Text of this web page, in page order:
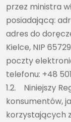
przez ministra
posiadającą:
adres do
Kielce, NIP
poczty
telefonu: +48 501
1.2. Niniejszy
konsumentów,
korzystających